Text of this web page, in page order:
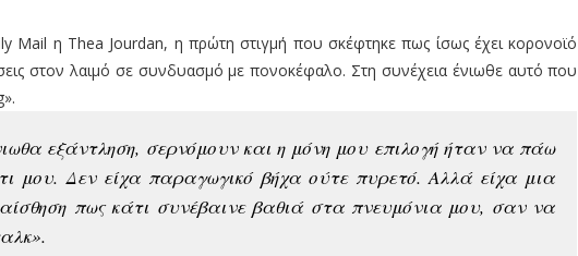
Mail η Thea Jourdan, η πρώτη στιγμή που σκέφτηκε πως ίσως έχει κορονοϊό
στον λαιμό σε συνδυασμό με πονοκέφαλο. Στη συνέχεια ένιωθε αυτό που
εξάντληση, σερνόμουν και η μόνη μου επιλογή ήταν να πάω
μου. Δεν είχα παραγωγικό βήχα ούτε πυρετό. Αλλά είχα μια
πως κάτι συνέβαινε βαθιά στα πνευμόνια μου, σαν να